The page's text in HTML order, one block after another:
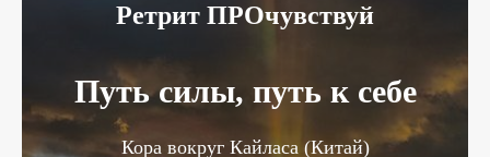
Ретрит ПРОчувствуй
Путь силы, путь к себе
Кора вокруг Кайласа (Китай)